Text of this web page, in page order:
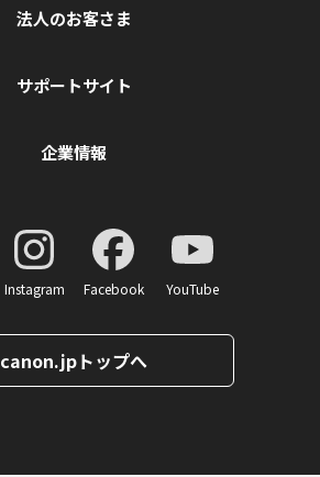
法人のお客さま
サポートサイト
企業情報
Instagram Facebook YouTube
canon.jpトップへ